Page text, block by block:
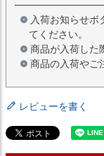
入荷お知らせボ
てください。
商品が入荷した
商品の入荷やご
レビューを書く